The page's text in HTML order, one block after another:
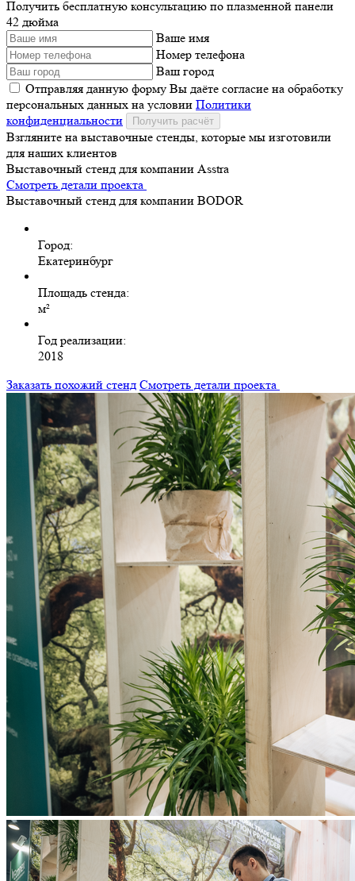
Получить бесплатную консультацию по плазменной панели
42 дюйма
Ваше имя
Номер телефона
Ваш город
Отправляя данную форму Вы даёте согласие на обработку
персональных данных на условии Политики
конфиденциальности
Получить расчёт
Взгляните на выставочные стенды, которые мы изготовили
для наших клиентов
Выставочный стенд для компании Asstra
Смотреть детали проекта
Выставочный стенд для компании BODOR
Город:
Екатеринбург
Площадь стенда:
м²
Год реализации:
2018
Заказать похожий стенд Смотреть детали проекта